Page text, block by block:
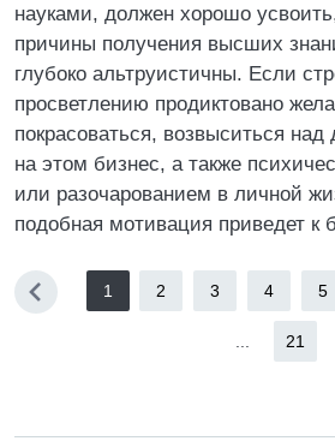
науками, должен хорошо
причины получения высших
глубоко альтруистичны. Если
просветлению продиктовано
покрасоваться, возвыситься над
на этом бизнес, а также
или разочарованием в личной
подобная мотивация приведет
1 2 3 4 5
21